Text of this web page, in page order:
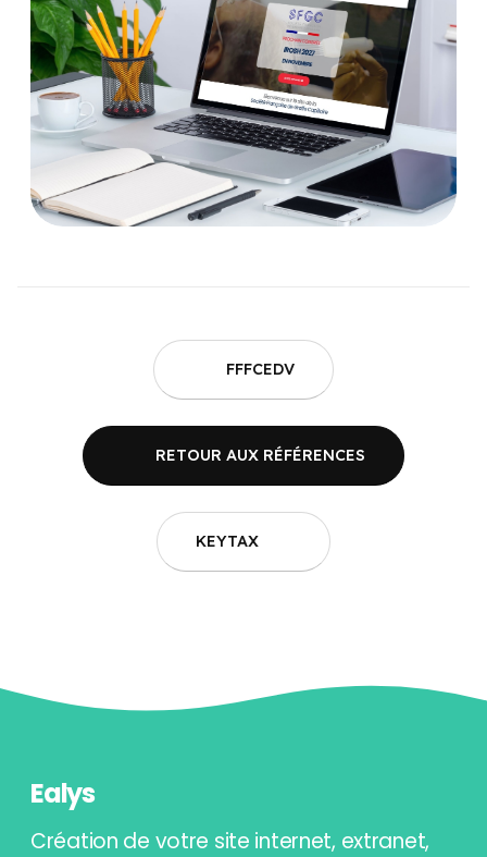
FFFCEDV
RETOUR AUX RÉFÉRENCES
KEYTAX
Ealys
Création de votre site internet, extranet,